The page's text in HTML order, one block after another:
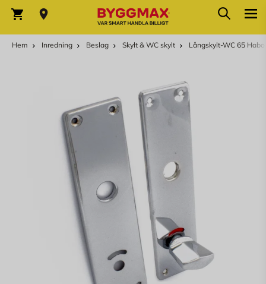
Varukorg Sök
Hem Inredning Beslag Skylt & WC skylt Långskylt-WC 65 Habo